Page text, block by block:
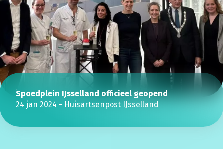
Spoedplein IJsselland officieel geopend
24 jan 2024 - Huisartsenpost IJsselland